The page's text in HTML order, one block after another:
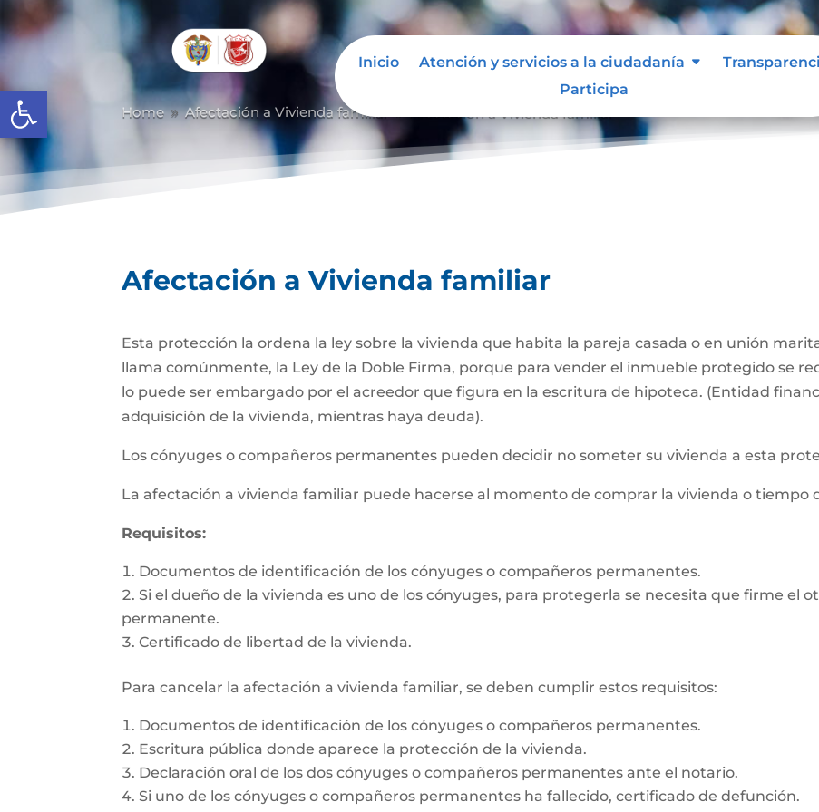
Abrir barra de herramientas
Inicio Atención y servicios a la ciudadanía
Participa
Home 9 Afectación a Vivienda familiar
Afectación a Vivienda familiar
Esta protección la ordena la ley sobre la vivienda que habita la pareja casada o en unión
llama comúnmente, la Ley de la Doble Firma, porque para vender el inmueble protegido se
lo puede ser embargado por el acreedor que figura en la escritura de hipoteca. (Entidad
adquisición de la vivienda, mientras haya deuda).
Los cónyuges o compañeros permanentes pueden decidir no someter su vivienda a esta
La afectación a vivienda familiar puede hacerse al momento de comprar la vivienda o tiempo
Requisitos:
Documentos de identificación de los cónyuges o compañeros permanentes.
Si el dueño de la vivienda es uno de los cónyuges, para protegerla se necesita que firme el
permanente.
Certificado de libertad de la vivienda.
Para cancelar la afectación a vivienda familiar, se deben cumplir estos requisitos:
Documentos de identificación de los cónyuges o compañeros permanentes.
Escritura pública donde aparece la protección de la vivienda.
Declaración oral de los dos cónyuges o compañeros permanentes ante el notario.
Si uno de los cónyuges o compañeros permanentes ha fallecido, certificado de defunción.